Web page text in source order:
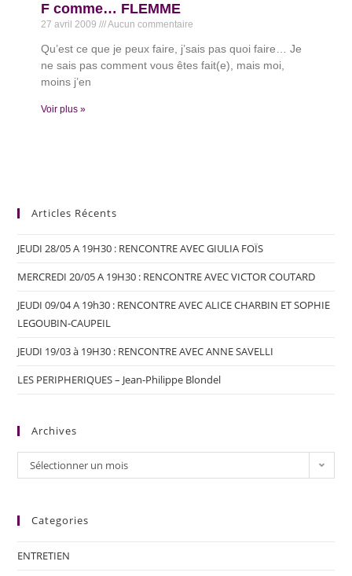
F comme… FLEMME
27 avril 2009 Aucun commentaire
Qu’est ce que je peux faire, j’sais pas quoi faire… Je
ne sais pas comment vous êtes fait(e), mais moi,
moins j’en
Voir plus »
Articles Récents
JEUDI 28/05 A 19H30 : RENCONTRE AVEC GIULIA FOÏS
MERCREDI 20/05 A 19H30 : RENCONTRE AVEC VICTOR COUTARD
JEUDI 09/04 A 19h30 : RENCONTRE AVEC ALICE CHARBIN ET SOPHIE
LEGOUBIN-CAUPEIL
JEUDI 19/03 à 19H30 : RENCONTRE AVEC ANNE SAVELLI
LES PERIPHERIQUES – Jean-Philippe Blondel
Archives
Sélectionner un mois
Categories
ENTRETIEN